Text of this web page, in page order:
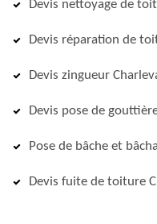
Devis nettoyage de
Devis réparation de
Devis zingueur
Devis pose de
Pose de bâche et
Devis fuite de toiture